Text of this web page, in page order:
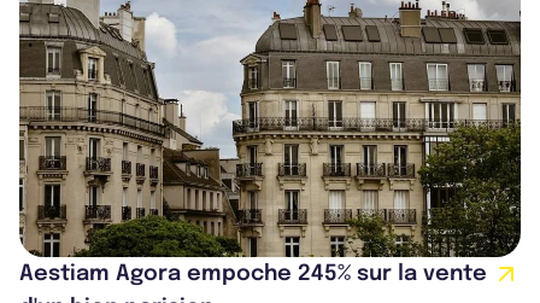
Aestiam Agora empoche 245% sur la vente